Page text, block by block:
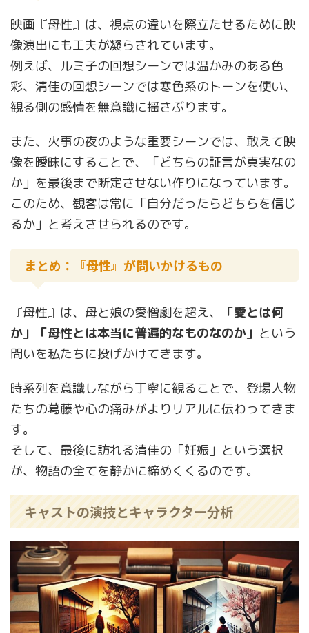
映画『母性』は、視点の違いを際立たせるために映
像演出にも工夫が凝らされています。
例えば、ルミ子の回想シーンでは温かみのある色
彩、清佳の回想シーンでは寒色系のトーンを使い、
観る側の感情を無意識に揺さぶります。
また、火事の夜のような重要シーンでは、敢えて映
像を曖昧にすることで、「どちらの証言が真実なの
か」を最後まで断定させない作りになっています。
このため、観客は常に「自分だったらどちらを信じ
るか」と考えさせられるのです。
まとめ：『母性』が問いかけるもの
『母性』は、母と娘の愛憎劇を超え、
「愛とは何
か」「母性とは本当に普遍的なものなのか」 という
問いを私たちに投げかけてきます。
時系列を意識しながら丁寧に観ることで、登場人物
たちの葛藤や心の痛みがよりリアルに伝わってきま
す。
そして、最後に訪れる清佳の「妊娠」という選択
が、物語の全てを静かに締めくくるのです。
キャストの演技とキャラクター分析